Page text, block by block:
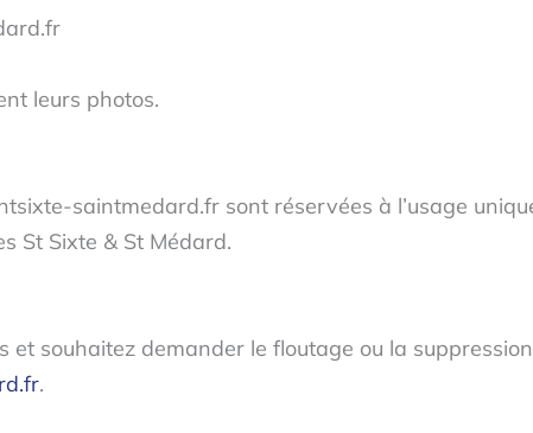
leurs photos.
saintmedard.fr sont réservées à l’usage
St Sixte & St Médard.
et souhaitez demander le floutage ou la
.